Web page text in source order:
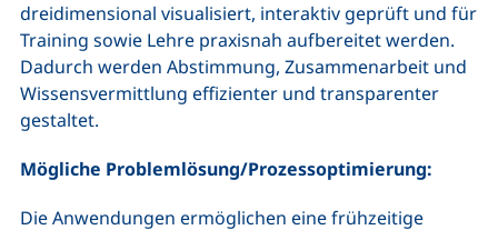
dreidimensional visualisiert, interaktiv geprüft und für
Training sowie Lehre praxisnah aufbereitet werden.
Dadurch werden Abstimmung, Zusammenarbeit und
Wissensvermittlung effizienter und transparenter
gestaltet.
Mögliche Problemlösung/Prozessoptimierung:
Die Anwendungen ermöglichen eine frühzeitige